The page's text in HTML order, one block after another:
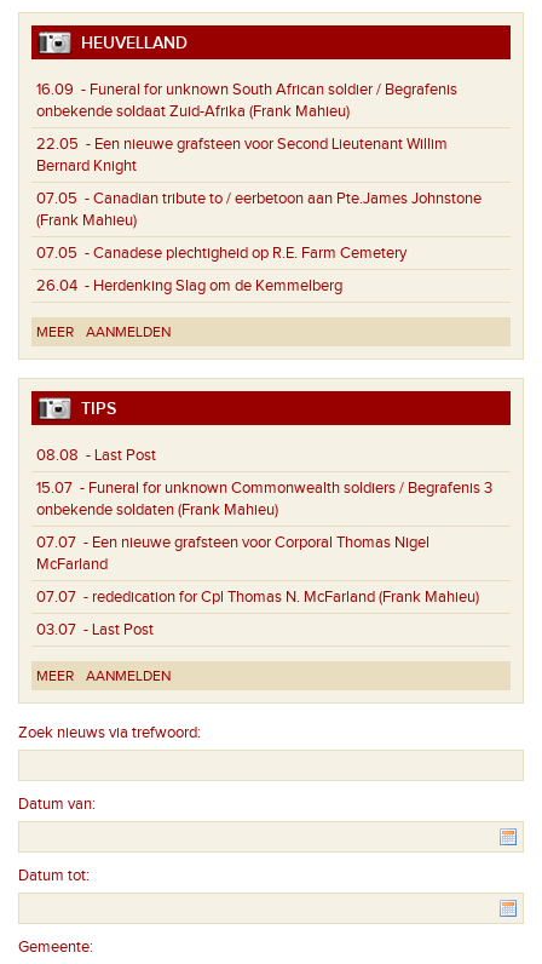
HEUVELLAND
16.09 - Funeral for unknown South African soldier / Begrafenis
onbekende soldaat Zuid-Afrika (Frank Mahieu)
22.05 - Een nieuwe grafsteen voor Second Lieutenant Willim
Bernard Knight
07.05 - Canadian tribute to / eerbetoon aan Pte.James Johnstone
(Frank Mahieu)
07.05 - Canadese plechtigheid op R.E. Farm Cemetery
26.04 - Herdenking Slag om de Kemmelberg
MEER AANMELDEN
TIPS
08.08 - Last Post
15.07 - Funeral for unknown Commonwealth soldiers / Begrafenis 3
onbekende soldaten (Frank Mahieu)
07.07 - Een nieuwe grafsteen voor Corporal Thomas Nigel
McFarland
07.07 - rededication for Cpl Thomas N. McFarland (Frank Mahieu)
03.07 - Last Post
MEER AANMELDEN
Zoek nieuws via trefwoord:
Datum van:
Datum tot:
Gemeente: